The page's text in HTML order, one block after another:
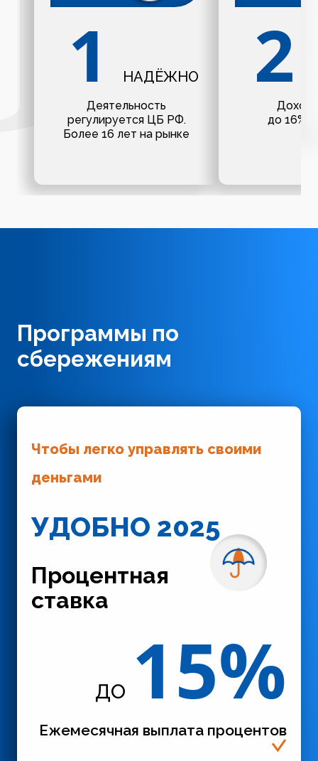
НАДЁЖНО
Деятельность
регулируется ЦБ РФ.
Более 16 лет на рынке
до 16%
Программы по
сбережениям
Чтобы легко управлять своими
деньгами
УДОБНО 2025
Процентная
ставка
до 15%
Ежемесячная выплата процентов